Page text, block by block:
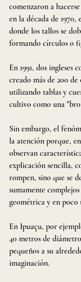
comenzaron a
en la década de 1970,
donde los tallos se
formando círculos o
En 1991, dos ingleses
creado más de 200 de
utilizando tablas y
cultivo como una
Sin embargo, el
la atención porque, en
observan
explicación sencilla,
rompen, sino que se
sumamente
geométrica y en poco
En Ipuaçu, por
40 metros de
pequeños a su
imaginación.